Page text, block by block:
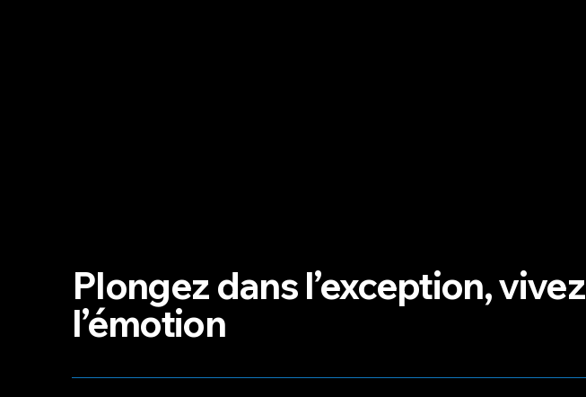
Plongez dans l’exception, vivez
l’émotion